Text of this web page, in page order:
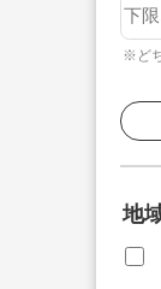
※ど
地